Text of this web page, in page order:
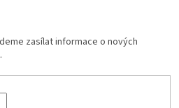
zasílat informace o nových